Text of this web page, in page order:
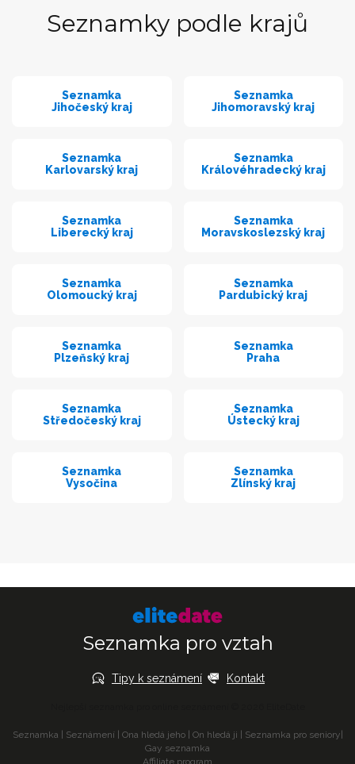
Seznamky podle krajů
Seznamka
Jihočeský kraj
Seznamka
Jihomoravský kraj
Seznamka
Karlovarský kraj
Seznamka
Královéhradecký kraj
Seznamka
Liberecký kraj
Seznamka
Moravskoslezský kraj
Seznamka
Olomoucký kraj
Seznamka
Pardubický kraj
Seznamka
Plzeňský kraj
Seznamka
Praha
Seznamka
Středočeský kraj
Seznamka
Ústecký kraj
Seznamka
Vysočina
Seznamka
Zlínský kraj
Seznamka pro vztah
Tipy k seznámení Kontakt
Seznamka Seznámení Ona hledá jeho| On hledá ji Seznamka pro seniory
Gay seznamka